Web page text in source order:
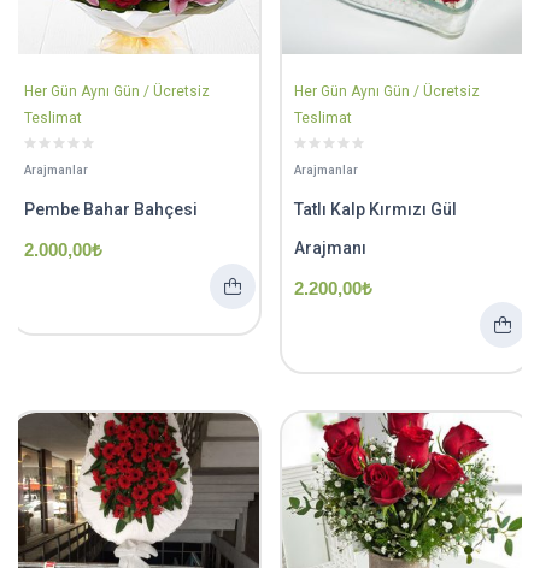
Her Gün Aynı Gün / Ücretsiz
Teslimat
Arajmanlar
Pembe Bahar Bahçesi
2.000,00₺
Her Gün Aynı Gün / Ücretsiz
Teslimat
Arajmanlar
Tatlı Kalp Kırmızı Gül
Arajmanı
2.200,00₺